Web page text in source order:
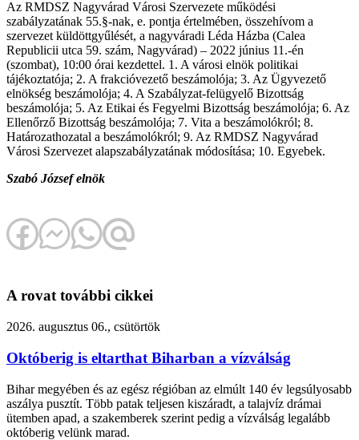
Az RMDSZ Nagyvárad Városi Szervezete működési
szabályzatának 55.§-nak, e. pontja értelmében, összehívom a
szervezet küldöttgyűlését, a nagyváradi Léda Házba (Calea
Republicii utca 59. szám, Nagyvárad) – 2022 június 11.-én
(szombat), 10:00 órai kezdettel. 1. A városi elnök politikai
tájékoztatója; 2. A frakcióvezető beszámolója; 3. Az Ügyvezető
elnökség beszámolója; 4. A Szabályzat-felügyelő Bizottság
beszámolója; 5. Az Etikai és Fegyelmi Bizottság beszámolója; 6. Az
Ellenőrző Bizottság beszámolója; 7. Vita a beszámolókról; 8.
Határozathozatal a beszámolókról; 9. Az RMDSZ Nagyvárad
Városi Szervezet alapszabályzatának módosítása; 10. Egyebek.
Szabó József elnök
A rovat további cikkei
2026. augusztus 06., csütörtök
Októberig is eltarthat Biharban a vízválság
Bihar megyében és az egész régióban az elmúlt 140 év legsúlyosabb
aszálya pusztít. Több patak teljesen kiszáradt, a talajvíz drámai
ütemben apad, a szakemberek szerint pedig a vízválság legalább
októberig velünk marad.